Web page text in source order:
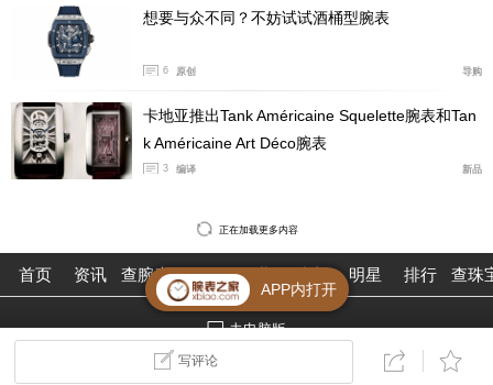
想要与众不同？不妨试试酒桶型腕表
6 原创 导购
卡地亚推出Tank Américaine Squelette腕表和Tan
k Américaine Art Déco腕表
3 编译 新品
正在加载更多内容
写评论
首页 资讯 查腕表 论坛 作业 明星 排行 查珠
去电脑版
©2026腕表之家 m.xbiao.com
APP内打开